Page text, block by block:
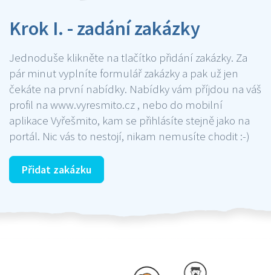
Krok I. - zadání zakázky
Jednoduše klikněte na tlačítko přidání zakázky. Za
pár minut vyplníte formulář zakázky a pak už jen
čekáte na první nabídky. Nabídky vám příjdou na váš
profil na www.vyresmito.cz , nebo do mobilní
aplikace Vyřešmito, kam se přihlásíte stejně jako na
portál. Nic vás to nestojí, nikam nemusíte chodit :-)
Přidat zakázku